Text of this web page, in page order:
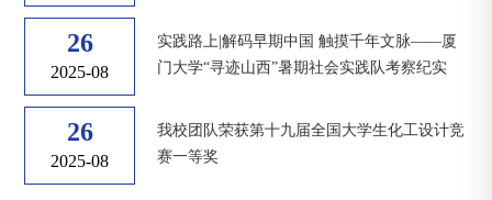
26
2025-08
实践路上|解码早期中国 触摸千年文脉——厦
门大学“寻迹山西”暑期社会实践队考察纪实
26
2025-08
我校团队荣获第十九届全国大学生化工设计竞
赛一等奖